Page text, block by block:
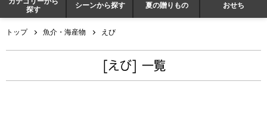
探す
シーンから探す 夏の贈りもの おせち
トップ 魚介・海産物 えび
[えび] 一覧